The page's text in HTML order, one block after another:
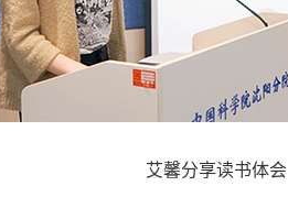
艾馨分享读书体会